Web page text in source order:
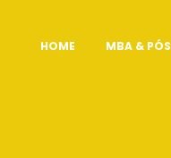
HOME MBA & PÓS